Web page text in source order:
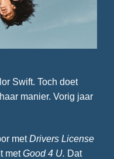
Swift. Toch doet
manier. Vorig jaar
met Drivers License
metGood 4 U. Dat